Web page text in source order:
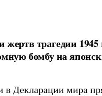
трагедии
бомбу на
в Декларации мира